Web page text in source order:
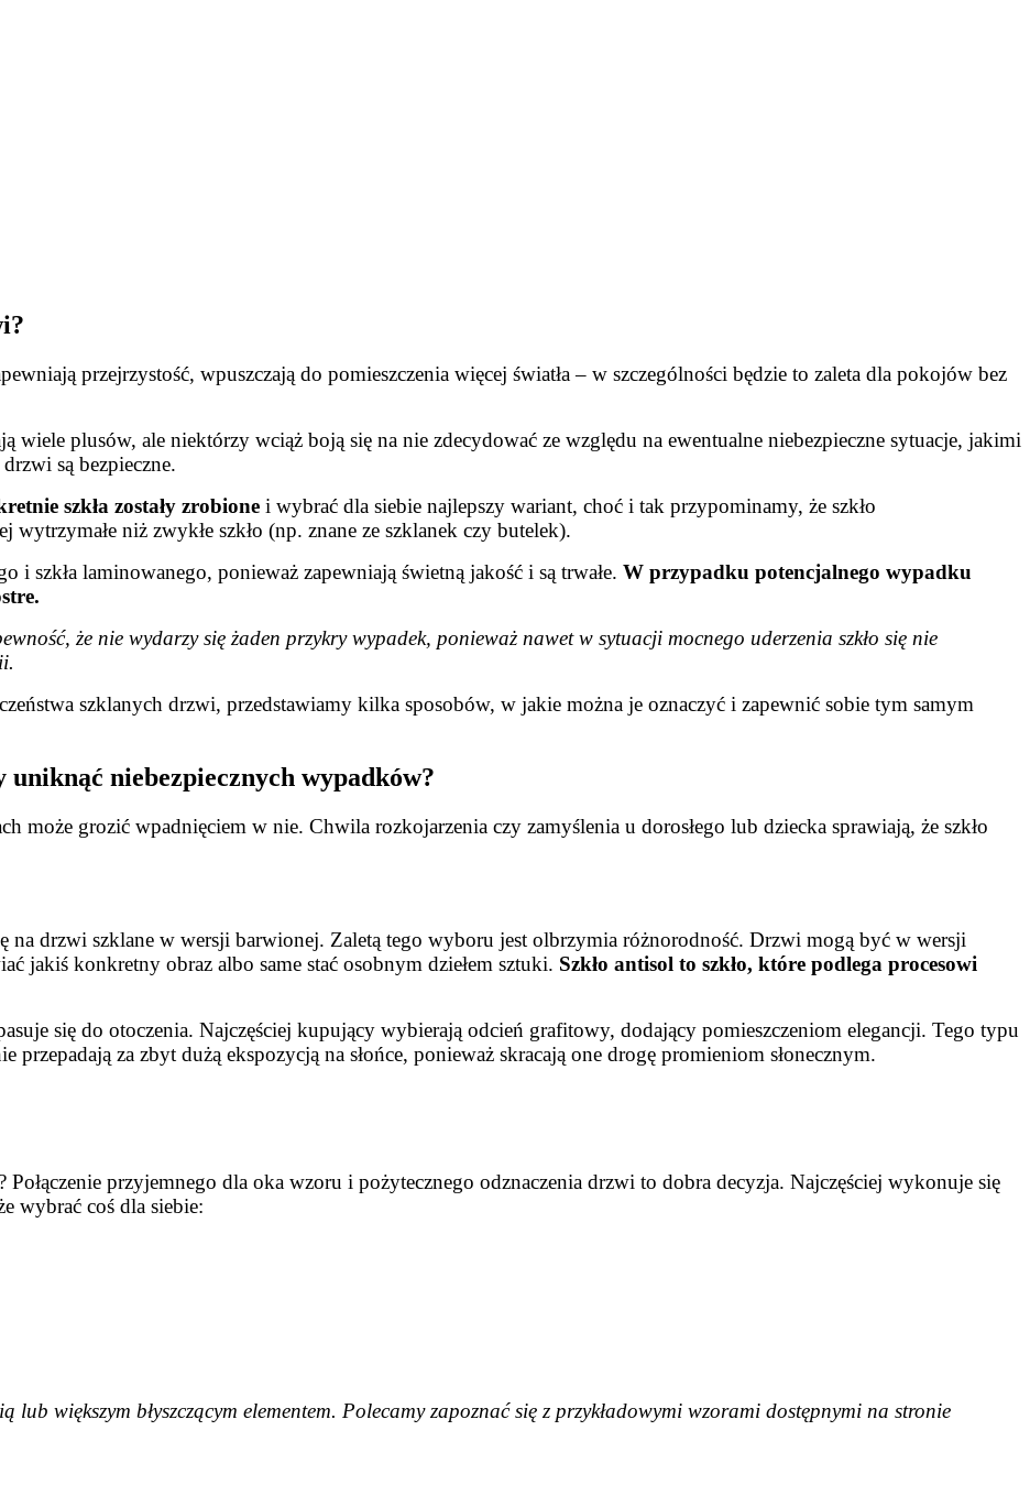
przejrzystość, wpuszczają do pomieszczenia więcej światła – w szczególności będzie to zaleta dla pokojów bez
wiele plusów, ale niektórzy wciąż boją się na nie zdecydować ze względu na ewentualne niebezpieczne sytuacje, jakimi
są bezpieczne.
szkła zostały zrobione i wybrać dla siebie najlepszy wariant, choć i tak przypominamy, że szkło
niż zwykłe szkło (np. znane ze szklanek czy butelek).
i szkła laminowanego, ponieważ zapewniają świetną jakość i są trwałe. W przypadku potencjalnego wypadku
że nie wydarzy się żaden przykry wypadek, ponieważ nawet w sytuacji mocnego uderzenia szkło się nie
szklanych drzwi, przedstawiamy kilka sposobów, w jakie można je oznaczyć i zapewnić sobie tym samym
niebezpiecznych wypadków?
może grozić wpadnięciem w nie. Chwila rozkojarzenia czy zamyślenia u dorosłego lub dziecka sprawiają, że szkło
na drzwi szklane w wersji barwionej. Zaletą tego wyboru jest olbrzymia różnorodność. Drzwi mogą być w wersji
jakiś konkretny obraz albo same stać osobnym dziełem sztuki. Szkło antisol to szkło, które podlega procesowi
się do otoczenia. Najczęściej kupujący wybierają odcień grafitowy, dodający pomieszczeniom elegancji. Tego typu
przepadają za zbyt dużą ekspozycją na słońce, ponieważ skracają one drogę promieniom słonecznym.
przyjemnego dla oka wzoru i pożytecznego odznaczenia drzwi to dobra decyzja. Najczęściej wykonuje się
wybrać coś dla siebie:
większym błyszczącym elementem. Polecamy zapoznać się z przykładowymi wzorami dostępnymi na stronie